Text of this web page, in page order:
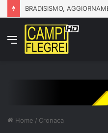
Menu
Home / Cronaca